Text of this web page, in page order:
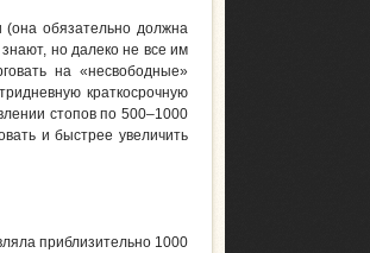
(она обязательно должна
но далеко не все им
на «несвободные»
краткосрочную
стопов по 500–1000
и быстрее увеличить
приблизительно 1000